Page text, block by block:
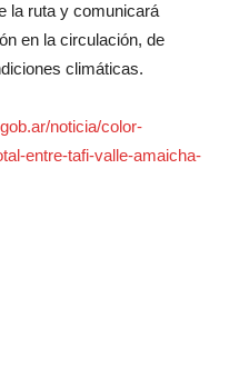
la ruta y comunicará
en la circulación, de
climáticas.
noticia/color-
entre-tafi-valle-amaicha-